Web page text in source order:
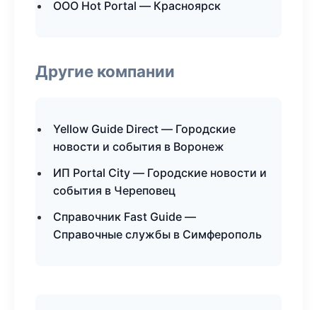
ООО Hot Portal — Красноярск
Другие компании
Yellow Guide Direct — Городские
новости и события в Воронеж
ИП Portal City — Городские новости и
события в Череповец
Справочник Fast Guide —
Справочные службы в Симферополь